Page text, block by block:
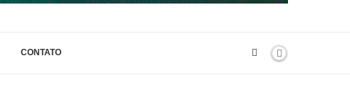
CONTATO